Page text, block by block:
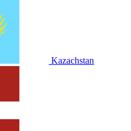
Kazachstan